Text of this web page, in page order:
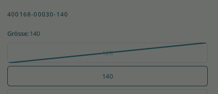
400168-00030-140
Grösse:140
128
140